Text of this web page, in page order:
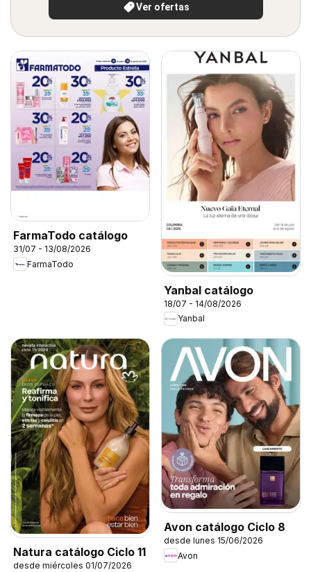
Ver ofertas
FarmaTodo catálogo
31/07 - 13/08/2026
FarmaTodo
Yanbal catálogo
18/07 - 14/08/2026
Yanbal
Natura catálogo Ciclo 11
desde miércoles 01/07/2026
Avon catálogo Ciclo 8
desde lunes 15/06/2026
Avon